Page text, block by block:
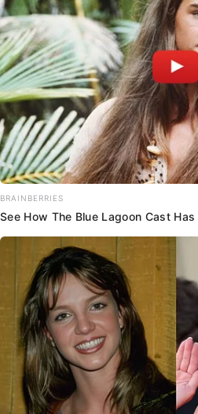
BRAINBERRIES
See How The Blue Lagoon Cast